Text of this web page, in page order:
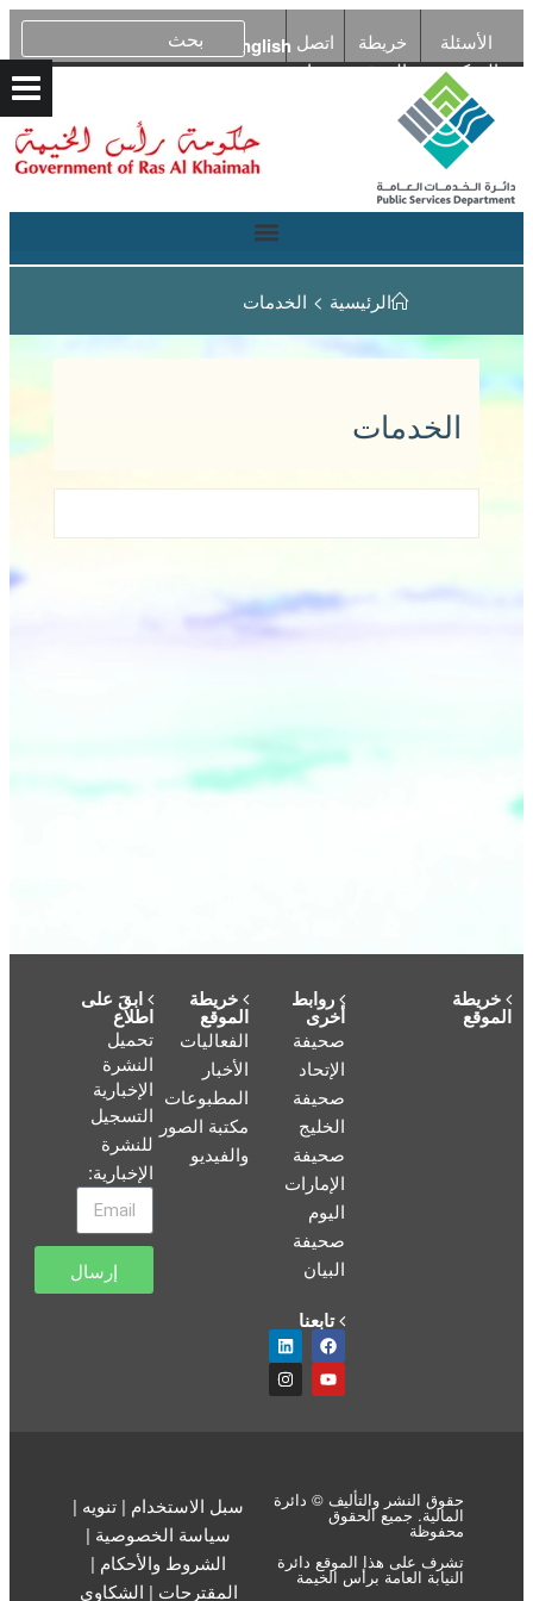
الأسئلة
المتكررة
خريطة
الموقع
اتصل
بنا
English
الرئيسية > الخدمات
الخدمات
ابقَ على
اطلاع
تحميل
النشرة
الإخبارية
التسجيل
للنشرة
الإخبارية:
إرسال
خريطة
الموقع
الفعاليات
الأخبار
المطبوعات
مكتبة الصور
والفيديو
روابط
أخرى
صحيفة
الإتحاد
صحيفة
الخليج
صحيفة
الإمارات
اليوم
صحيفة
البيان
تابعنا
خريطة
الموقع
حقوق النشر والتأليف © دائرة
المالية. جميع الحقوق
محفوظة
تشرف على هذا الموقع دائرة
النيابة العامة برأس الخيمة
سبل الاستخدام | تنويه |
سياسة الخصوصية |
الشروط والأحكام |
المقترحات | الشكاوي